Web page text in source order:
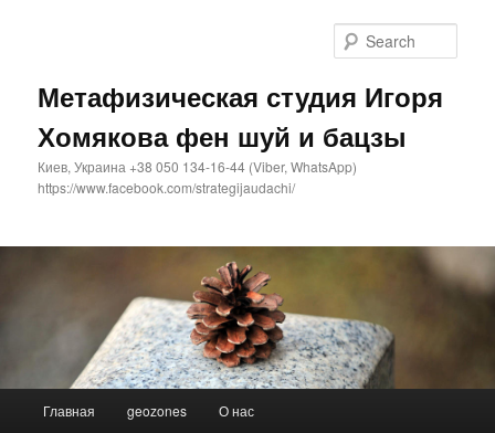
Метафизическая студия Игоря
Хомякова фен шуй и бацзы
Киев, Украина +38 050 134-16-44 (Viber, WhatsApp)
https://www.facebook.com/strategijaudachi/
Skip
Skip
Главная geozones О нас